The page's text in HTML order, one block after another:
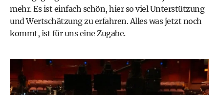
mehr. Es ist einfach schön, hier so viel Unterstützung
und Wertschätzung zu erfahren. Alles was jetzt noch
kommt, ist für uns eine Zugabe.